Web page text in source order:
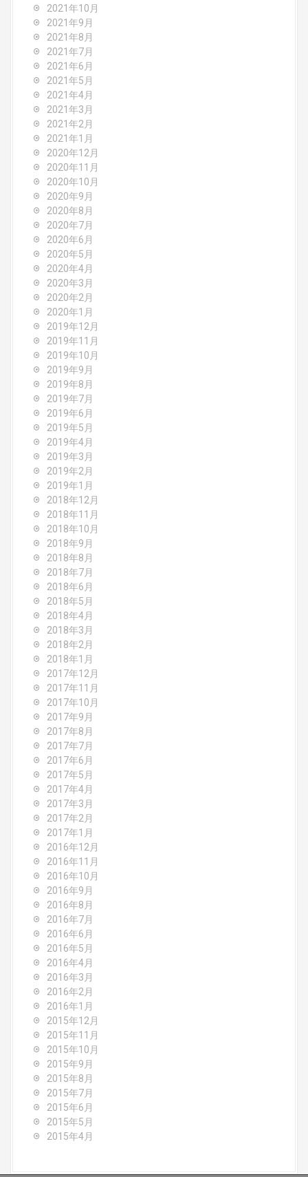
2021年10月
2021年9月
2021年8月
2021年7月
2021年6月
2021年5月
2021年4月
2021年3月
2021年2月
2021年1月
2020年12月
2020年11月
2020年10月
2020年9月
2020年8月
2020年7月
2020年6月
2020年5月
2020年4月
2020年3月
2020年2月
2020年1月
2019年12月
2019年11月
2019年10月
2019年9月
2019年8月
2019年7月
2019年6月
2019年5月
2019年4月
2019年3月
2019年2月
2019年1月
2018年12月
2018年11月
2018年10月
2018年9月
2018年8月
2018年7月
2018年6月
2018年5月
2018年4月
2018年3月
2018年2月
2018年1月
2017年12月
2017年11月
2017年10月
2017年9月
2017年8月
2017年7月
2017年6月
2017年5月
2017年4月
2017年3月
2017年2月
2017年1月
2016年12月
2016年11月
2016年10月
2016年9月
2016年8月
2016年7月
2016年6月
2016年5月
2016年4月
2016年3月
2016年2月
2016年1月
2015年12月
2015年11月
2015年10月
2015年9月
2015年8月
2015年7月
2015年6月
2015年5月
2015年4月